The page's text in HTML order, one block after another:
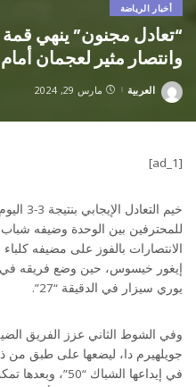
أخبار الرياضة
“تعادل مجنون” ينهي
وانتصار مثير لعجمان أمام
Posted
العربية مارس 29, 2024
[ad_1]
للمحترفين بين الوحدة وضيفه
إيغور خيسوس، حين وضع فريقه في
يوري سيزار في الدقيقة “27”.
وفي الشوط الثاني عزز الفريق
جويلهيرم دا، ليضعها على طبق من
في إيداعها الشباك